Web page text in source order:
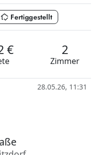
in_home_mode Fertiggestellt
€ 2
Zimmer
28.05.26, 11:31